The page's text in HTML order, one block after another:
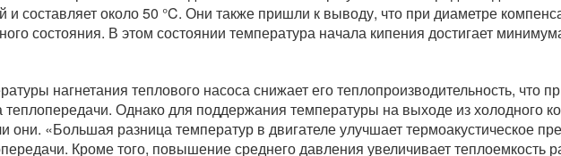
и составляет около 50 °C. Они также пришли к выводу, что при диаметре
состояния. В этом состоянии температура начала кипения достигает
нагнетания теплового насоса снижает его теплопроизводительность, что
Однако для поддержания температуры на выходе из холодного
они. «Большая разница температур в двигателе улучшает термоакустическое
Кроме того, повышение среднего давления увеличивает теплоемкость